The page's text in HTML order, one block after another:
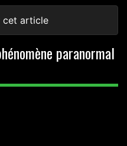
cet article
paranormal